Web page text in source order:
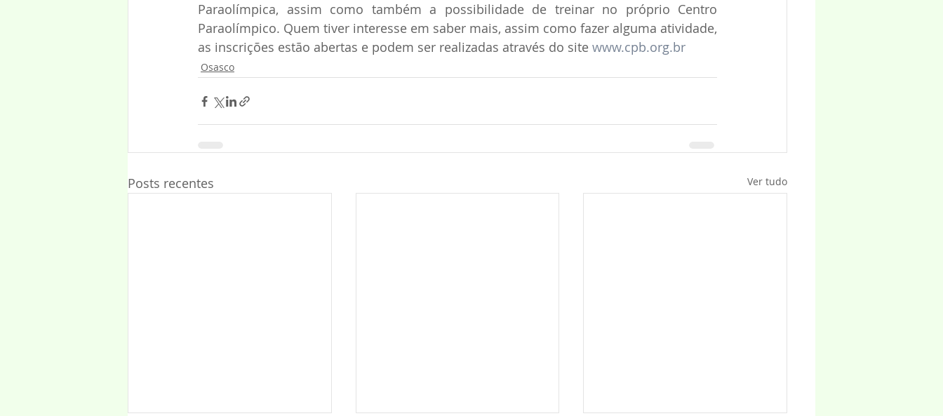
Paraolímpica, assim como também a possibilidade de treinar no próprio Centro
Paraolímpico. Quem tiver interesse em saber mais, assim como fazer alguma atividade,
as inscrições estão abertas e podem ser realizadas através do site www.cpb.org.br
Osasco
Posts recentes Ver tudo